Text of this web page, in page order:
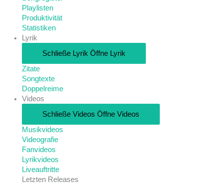
Playlisten
Produktivität
Statistiken
Lyrik
Schließe Lyrik Öffne Lyrik
Zitate
Songtexte
Doppelreime
Videos
Schließe Videos Öffne Videos
Musikvideos
Videografie
Fanvideos
Lyrikvideos
Liveauftritte
Letzten Releases